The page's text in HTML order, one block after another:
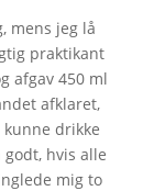
mens jeg lå
praktikant
afgav 450 ml
afklaret,
drikke
hvis alle
mig to